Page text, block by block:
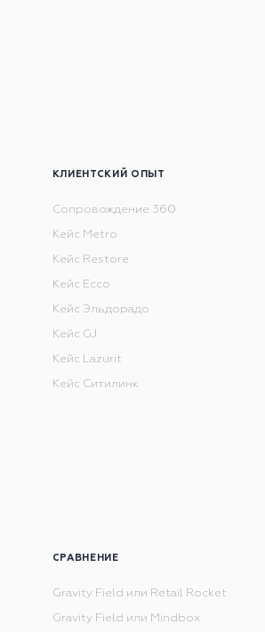
КЛИЕНТСКИЙ ОПЫТ
Сопровождение 360
Кейс Metro
Кейс Restore
Кейс Ecco
Кейс Эльдорадо
Кейс GJ
Кейс Lazurit
Кейс Ситилинк
СРАВНЕНИЕ
Gravity Field или Retail Rocket
Gravity Field или Mindbox